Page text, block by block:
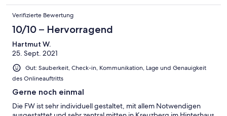
Verifizierte Bewertung
10/10 – Hervorragend
Hartmut W.
25. Sept. 2021
Gut: Sauberkeit, Check-in, Kommunikation, Lage und Genauigkeit
des Onlineauftritts
Gerne noch einmal
Die FW ist sehr individuell gestaltet, mit allem Notwendigen